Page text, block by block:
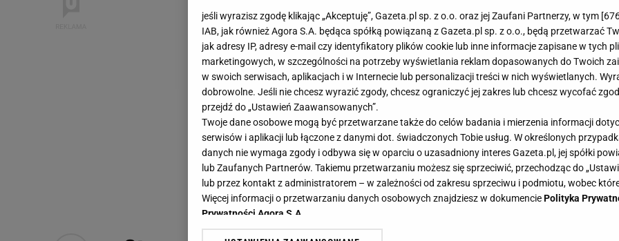
jeśli wyrazisz zgodę klikając „Akceptuję”, Gazeta.pl sp. z o.o. oraz jej Zaufani Partnerzy, w tym [
IAB, jak również Agora S.A. będąca spółką powiązaną z Gazeta.pl sp. z o.o., będą przetwarzać
jak adresy IP, adresy e-mail czy identyfikatory plików cookie lub inne informacje zapisane w tych
marketingowych, w szczególności na potrzeby wyświetlania reklam dopasowanych do Twoich
w swoich serwisach, aplikacjach i w Internecie lub personalizacji treści w nich wyświetlanych.
dobrowolne. Jeśli nie chcesz wyrazić zgody, chcesz ograniczyć jej zakres lub chcesz wycofać
przejdź do „Ustawień Zaawansowanych”.
Twoje dane osobowe mogą być przetwarzane także do celów badania i mierzenia informacji
serwisów i aplikacji lub łączone z danymi dot. świadczonych Tobie usług. W określonych
danych nie wymaga zgody i odbywa się w oparciu o uzasadniony interes Gazeta.pl, jej spółki
lub Zaufanych Partnerów. Takiemu przetwarzaniu możesz się sprzeciwić, przechodząc do
lub przez kontakt z administratorem – w zależności od zakresu sprzeciwu i podmiotu, wobec
Więcej informacji o przetwarzaniu danych osobowych znajdziesz w dokumenciePolityka
Prywatności Agora S.A.